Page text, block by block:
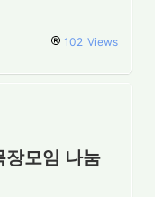
102 Views
모임 나눔